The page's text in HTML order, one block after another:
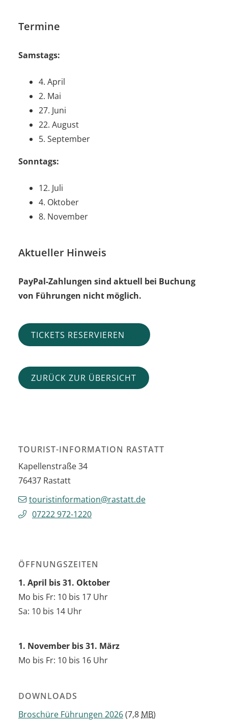
Termine
Samstags:
4. April
2. Mai
27. Juni
22. August
5. September
Sonntags:
12. Juli
4. Oktober
8. November
Aktueller Hinweis
PayPal-Zahlungen sind aktuell bei Buchung
von Führungen nicht möglich.
TICKETS RESERVIEREN
ZURÜCK ZUR ÜBERSICHT
TOURIST-INFORMATION RASTATT
Kapellenstraße 34
76437 Rastatt
touristinformation@rastatt.de
07222 972-1220
ÖFFNUNGSZEITEN
1. April bis 31. Oktober
Mo bis Fr: 10 bis 17 Uhr
Sa: 10 bis 14 Uhr
1. November bis 31. März
Mo bis Fr: 10 bis 16 Uhr
DOWNLOADS
Broschüre Führungen 2026(7,8 MB)